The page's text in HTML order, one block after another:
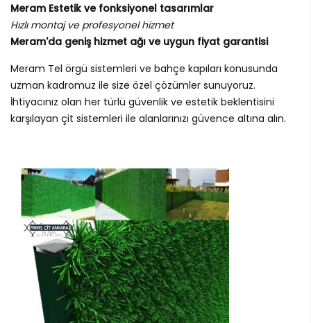
Meram Estetik ve fonksiyonel tasarımlar
Hızlı montaj ve profesyonel hizmet
Meram'da geniş hizmet ağı ve uygun fiyat garantisi
Meram Tel örgü sistemleri ve bahçe kapıları konusunda
uzman kadromuz ile size özel çözümler sunuyoruz.
İhtiyacınız olan her türlü güvenlik ve estetik beklentisini
karşılayan çit sistemleri ile alanlarınızı güvence altına alın.